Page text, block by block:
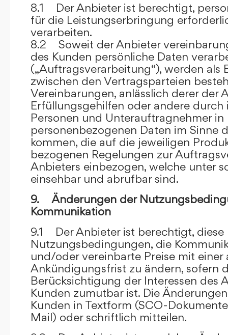
8.1 Der Anbieter ist berechtigt,
für die Leistungserbringung
verarbeiten.
8.2 Soweit der Anbieter
des Kunden persönliche Daten
(„Auftragsverarbeitung“), werden als
zwischen den Vertragsparteien
Vereinbarungen, anlässlich derer der
Erfüllungsgehilfen oder andere
Personen und Unterauftragnehmer
personenbezogenen Daten im Sinne
kommen, die auf die jeweiligen
bezogenen Regelungen zur
Anbieters einbezogen, welche unter
einsehbar und abrufbar sind.
9. Änderungen der
Kommunikation
9.1 Der Anbieter ist berechtigt, diese
Nutzungsbedingungen, die
und/oder vereinbarte Preise mit einer
Ankündigungsfrist zu ändern, sofern
Berücksichtigung der Interessen des
Kunden zumutbar ist. Die
Kunden in Textform (SCO-
Mail) oder schriftlich mitteilen.